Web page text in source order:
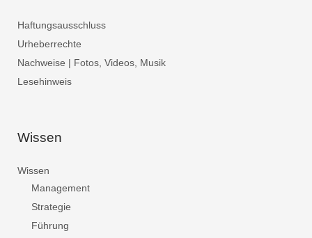
Haftungsausschluss
Urheberrechte
Nachweise | Fotos, Videos, Musik
Lesehinweis
Wissen
Wissen
Management
Strategie
Führung